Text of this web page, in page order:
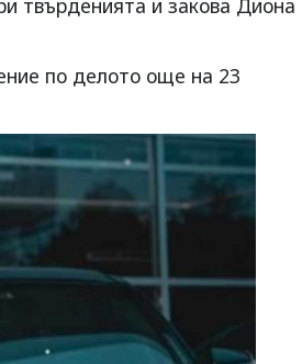
твърденията и закова Диона
по делото още на 23